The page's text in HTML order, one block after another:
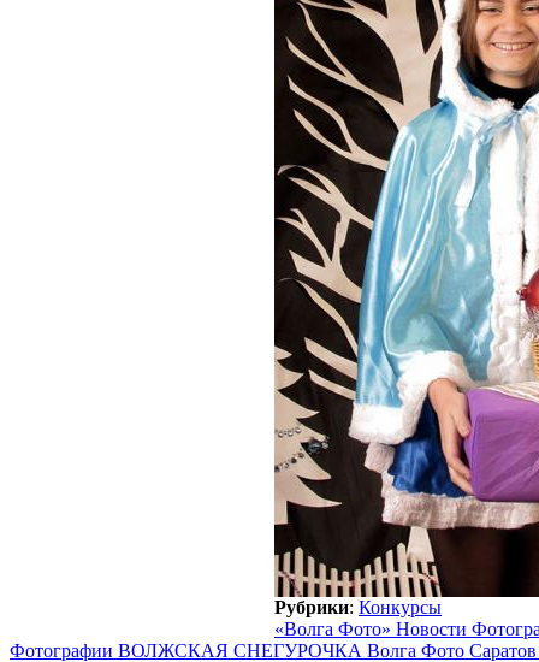
Рубрики: Конкурсы
«Волга Фото» Новости
Фотографии ВОЛЖСКАЯ СНЕГУРОЧКА Волга Фото Саратов